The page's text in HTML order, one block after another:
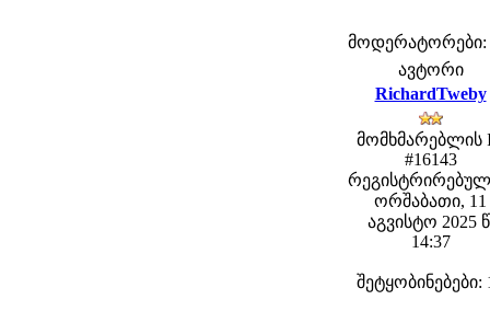
მოდერატორები:
ავტორი
RichardTweby
მომხმარებლის
#16143
ორშაბათი, 11
აგვისტო 2025
14:37
შეტყობინებები: